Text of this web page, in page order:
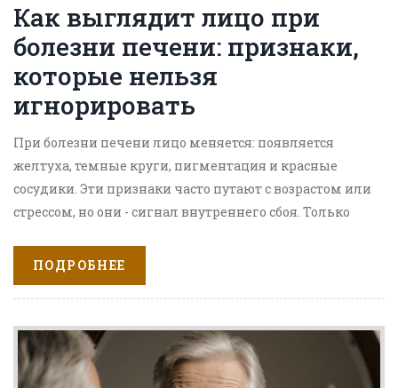
Как выглядит лицо при
болезни печени: признаки,
которые нельзя
игнорировать
При болезни печени лицо меняется: появляется
желтуха, темные круги, пигментация и красные
сосудики. Эти признаки часто путают с возрастом или
стрессом, но они - сигнал внутреннего сбоя. Только
вид.ПОДРОБНЕЕ